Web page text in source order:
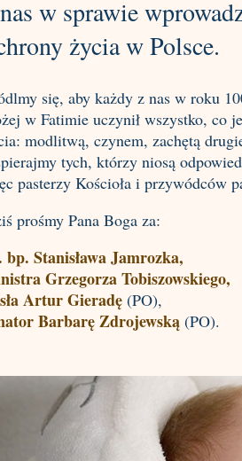
w sprawie
życia w Polsce.
się, aby każdy z nas w roku
w Fatimie uczynił wszystko, co
modlitwą, czynem, zachętą
tych, którzy niosą
pasterzy Kościoła i przywódców
prośmy Pana Boga za:
bp. Stanisława Jamrozka,
Grzegorza Tobiszowskiego,
Artur Gieradę (PO),
Barbarę Zdrojewską (PO).